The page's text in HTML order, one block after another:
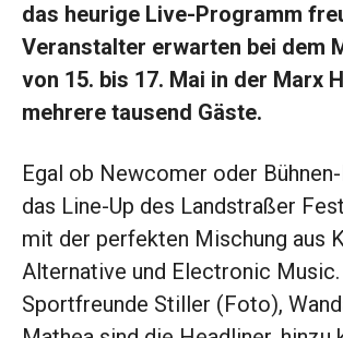
das heurige Live-Programm
Veranstalter erwarten bei dem
von 15. bis 17. Mai in der Marx
mehrere tausend Gäste.
Egal ob Newcomer oder
das Line-Up des Landstraßer
mit der perfekten Mischung aus
Alternative und Electronic Music.
Sportfreunde Stiller (Foto),